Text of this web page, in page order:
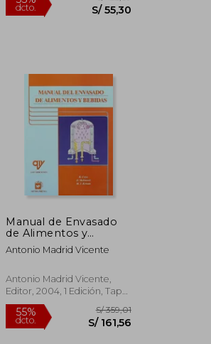
S/ 78,14
55%
dcto.
Manual de Envasado
de Alimentos y
Bebidas
Antonio Madrid Vicente
Antonio Madrid Vicente,
Editor, 2004, 1 Edición, Tapa
Blanda, Nuevo